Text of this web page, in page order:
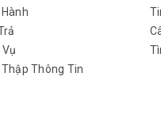
Thông Tin